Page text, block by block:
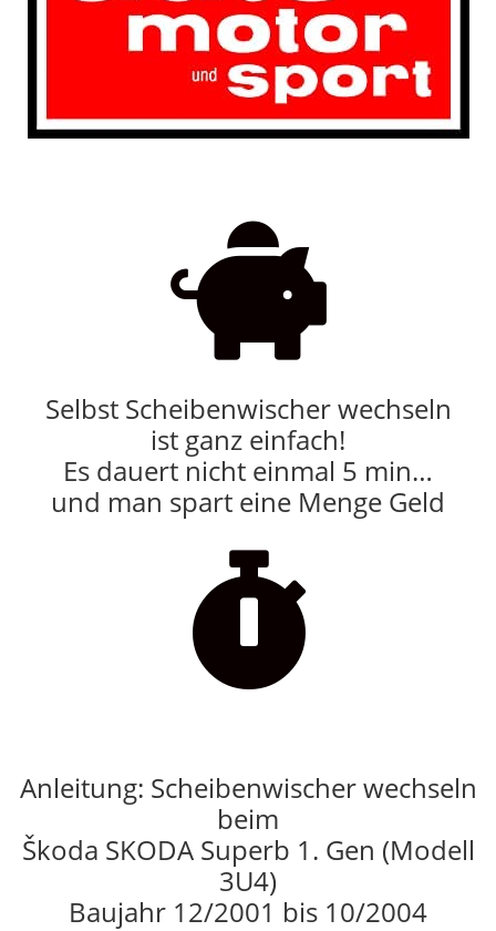

Selbst Scheibenwischer wechseln
ist ganz einfach!
Es dauert nicht einmal 5 min…
und man spart eine Menge Geld

Anleitung: Scheibenwischer wechseln
beim
Škoda SKODA Superb 1. Gen (Modell
3U4)
Baujahr 12/2001 bis 10/2004